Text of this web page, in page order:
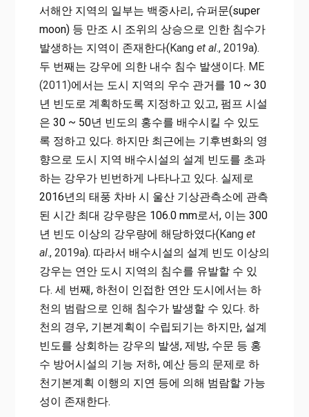
서해안 지역의 일부는 백중사리, 슈퍼문(super
moon) 등 만조 시 조위의 상승으로 인한 침수가
발생하는 지역이 존재한다(Kang et al., 2019a).
두 번째는 강우에 의한 내수 침수 발생이다. ME
(2011)에서는 도시 지역의 우수 관거를 10 ~ 30
년 빈도로 계획하도록 지정하고 있고, 펌프 시설
은 30 ~ 50년 빈도의 홍수를 배수시킬 수 있도
록 정하고 있다. 하지만 최근에는 기후변화의 영
향으로 도시 지역 배수시설의 설계 빈도를 초과
하는 강우가 빈번하게 나타나고 있다. 실제로
2016년의 태풍 차바 시 울산 기상관측소에 관측
된 시간 최대 강우량은 106.0 mm로서, 이는 300
년 빈도 이상의 강우량에 해당하였다(Kang et
al., 2019a). 따라서 배수시설의 설계 빈도 이상의
강우는 연안 도시 지역의 침수를 유발할 수 있
다. 세 번째, 하천이 인접한 연안 도시에서는 하
천의 범람으로 인해 침수가 발생할 수 있다. 하
천의 경우, 기본계획이 수립되기는 하지만, 설계
빈도를 상회하는 강우의 발생, 제방, 수문 등 홍
수 방어시설의 기능 저하, 예산 등의 문제로 하
천기본계획 이행의 지연 등에 의해 범람할 가능
성이 존재한다.